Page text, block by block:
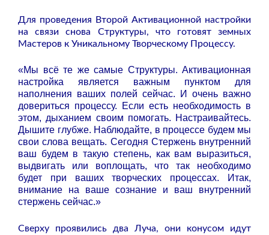
Для проведения Второй Активационной настройки
на связи снова Структуры, что готовят земных
Мастеров к Уникальному Творческому Процессу.
«Мы всё те же самые Структуры. Активационная
настройка является важным пунктом для
наполнения ваших полей сейчас. И очень важно
довериться процессу. Если есть необходимость в
этом, дыханием своим помогать. Настраивайтесь.
Дышите глубже. Наблюдайте, в процессе будем мы
свои слова вещать. Сегодня Стержень внутренний
ваш будем в такую степень, как вам выразиться,
выдвигать или воплощать, что так необходимо
будет при ваших творческих процессах. Итак,
внимание на ваше сознание и ваш внутренний
стержень сейчас.»
Сверху проявились два Луча, они конусом идут